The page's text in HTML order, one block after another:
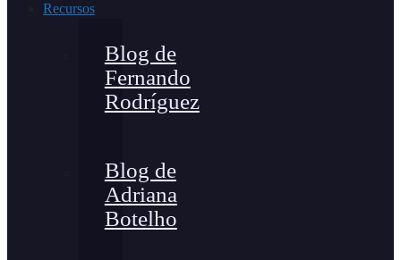
Recursos
Blog de
Fernando
Rodríguez
Blog de
Adriana
Botelho